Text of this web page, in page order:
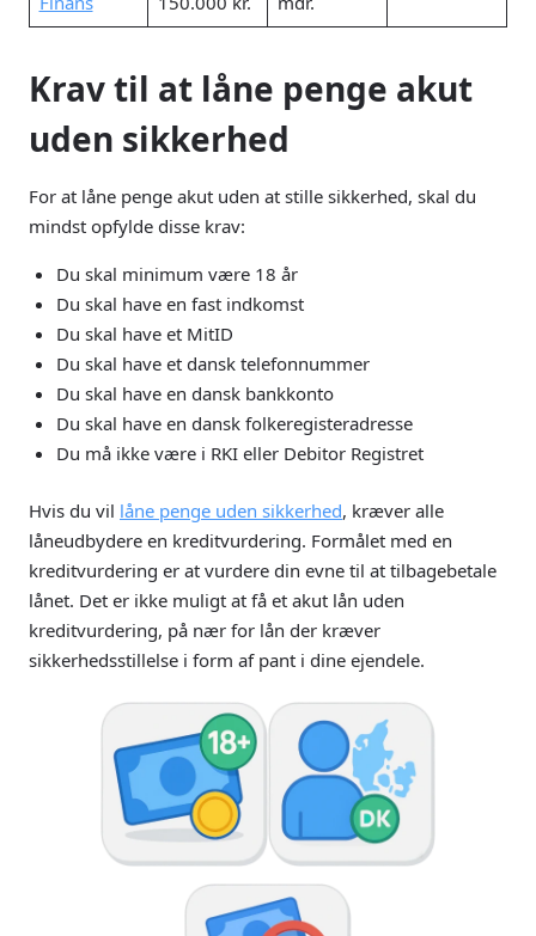
Krav til at låne penge akut
uden sikkerhed
For at låne penge akut uden at stille sikkerhed, skal du
mindst opfylde disse krav:
Du skal minimum være 18 år
Du skal have en fast indkomst
Du skal have et MitID
Du skal have et dansk telefonnummer
Du skal have en dansk bankkonto
Du skal have en dansk folkeregisteradresse
Du må ikke være i RKI eller Debitor Registret
Hvis du vil låne penge uden sikkerhed, kræver alle
låneudbydere en kreditvurdering. Formålet med en
kreditvurdering er at vurdere din evne til at tilbagebetale
lånet. Det er ikke muligt at få et akut lån uden
kreditvurdering, på nær for lån der kræver
sikkerhedsstillelse i form af pant i dine ejendele.